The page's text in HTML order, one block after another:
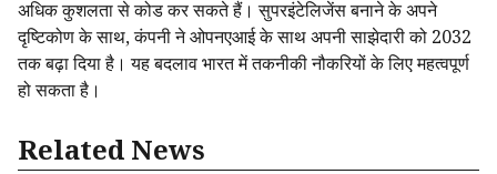
अधिक कुशलता से कोड कर सकते हैं। सुपरइंटेलिजेंस बनाने के अपने
दृष्टिकोण के साथ, कंपनी ने ओपनएआई के साथ अपनी साझेदारी को 2032
तक बढ़ा दिया है। यह बदलाव भारत में तकनीकी नौकरियों के लिए महत्वपूर्ण
हो सकता है।
Related News